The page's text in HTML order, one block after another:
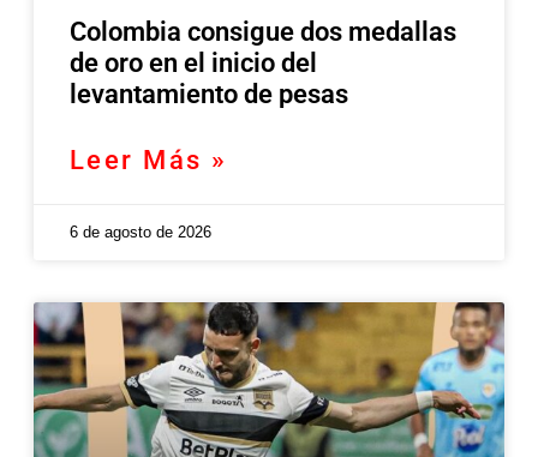
Colombia consigue dos medallas
de oro en el inicio del
levantamiento de pesas
Leer Más »
6 de agosto de 2026